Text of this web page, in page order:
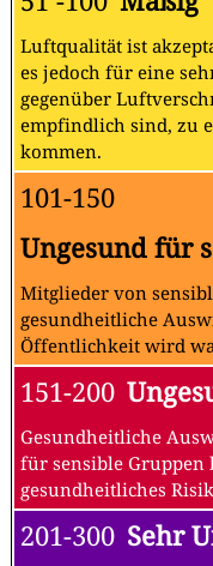
Luftqualität ist
es jedoch für eine
gegenüber
empfindlich sind, zu
kommen.
101-150
Ungesund für
Mitglieder von
gesundheitliche
Öffentlichkeit wird
151-200
Gesundheitliche
für sensible Gruppen
gesundheitliches
201-300 Sehr